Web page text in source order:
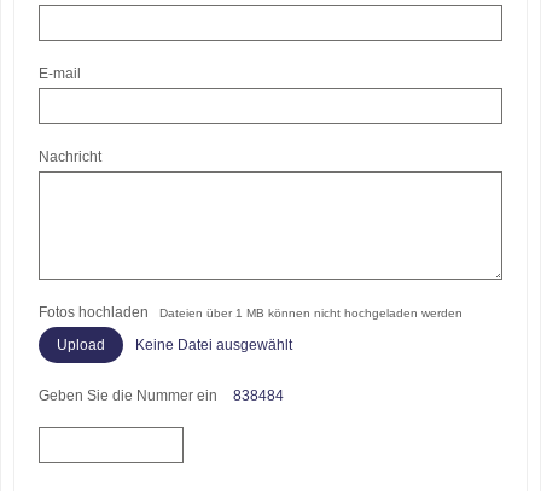
E-mail
Nachricht
Fotos hochladen Dateien über 1 MB können nicht hochgeladen werden
Keine Datei ausgewählt
Geben Sie die Nummer ein 838484